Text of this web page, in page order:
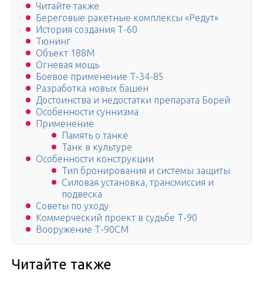
Читайте также
Береговые ракетные комплексы «Редут»
История создания Т-60
Тюнинг
Объект 188М
Огневая мощь
Боевое применение Т-34-85
Разработка новых башен
Достоинства и недостатки препарата Борей
Особенности суннизма
Применение
Память о танке
Танк в культуре
Особенности конструкции
Тип бронирования и системы защиты
Силовая установка, трансмиссия и
подвеска
Советы по уходу
Коммерческий проект в судьбе Т-90
Вооружение Т-90СМ
Читайте также